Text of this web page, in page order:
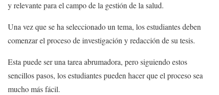
y relevante para el campo de la gestión de la salud.
Una vez que se ha seleccionado un tema, los estudiantes deben
comenzar el proceso de investigación y redacción de su tesis.
Esta puede ser una tarea abrumadora, pero siguiendo estos
sencillos pasos, los estudiantes pueden hacer que el proceso sea
mucho más fácil.